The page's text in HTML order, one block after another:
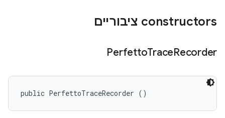
‫constructors ציבוריים
PerfettoTraceRecorder
public PerfettoTraceRecorder ()